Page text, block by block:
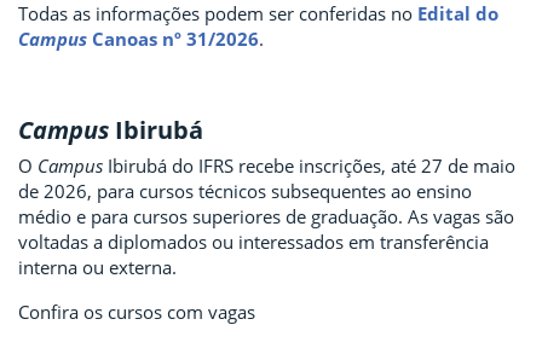
Todas as informações podem ser conferidas no Edital do
Campus Canoas nº 31/2026.
Campus Ibirubá
O Campus Ibirubá do IFRS recebe inscrições, até 27 de maio
de 2026, para cursos técnicos subsequentes ao ensino
médio e para cursos superiores de graduação. As vagas são
voltadas a diplomados ou interessados em transferência
interna ou externa.
Confira os cursos com vagas